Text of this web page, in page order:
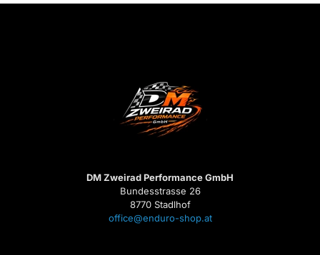
DM Zweirad Performance GmbH
Bundesstrasse 26
8770 Stadlhof
office@enduro-shop.at